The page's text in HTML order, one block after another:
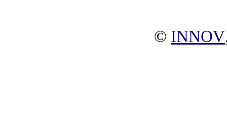
© INNOV